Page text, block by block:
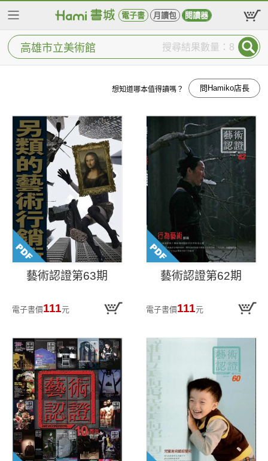
電子書 月讀包 閱讀器
搜尋結果數量：8
想知道哪本值得讀嗎？ 問Hamiko店長
藝術認證第63期
電子書價111元
藝術認證第62期
電子書價111元